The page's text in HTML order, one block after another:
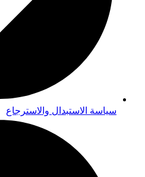
سياسة الاستبدال والاسترجاع